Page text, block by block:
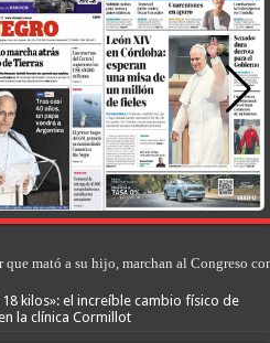
que mató a su hijo, marchan al Congreso
18 kilos»: el increíble cambio físico de
la clínica Cormillot